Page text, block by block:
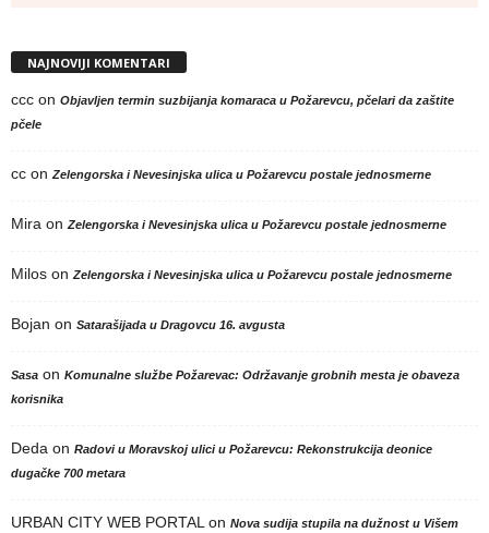
NAJNOVIJI KOMENTARI
ccc on Objavljen termin suzbijanja komaraca u Požarevcu, pčelari da zaštite
pčele
cc on Zelengorska i Nevesinjska ulica u Požarevcu postale jednosmerne
Mira on Zelengorska i Nevesinjska ulica u Požarevcu postale jednosmerne
Milos on Zelengorska i Nevesinjska ulica u Požarevcu postale jednosmerne
Bojan on Satarašijada u Dragovcu 16. avgusta
Sasa on Komunalne službe Požarevac: Održavanje grobnih mesta je obaveza
korisnika
Deda on Radovi u Moravskoj ulici u Požarevcu: Rekonstrukcija deonice
dugačke 700 metara
URBAN CITY WEB PORTAL on Nova sudija stupila na dužnost u Višem